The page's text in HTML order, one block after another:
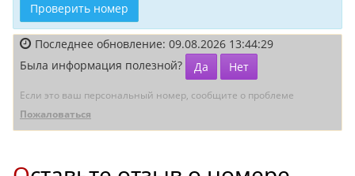
Проверить номер
Последнее обновление: 09.08.2026 13:44:29
Была информация полезной?
Да Нет
Если это ваш персональный номер, сообщите о проблеме
Пожаловаться